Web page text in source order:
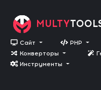
MULTY
Сайт PHP
Конверторы
Инструменты